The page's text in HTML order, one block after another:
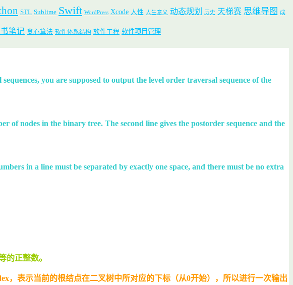
STL Sublime Swift WordPress Xcode 人性 人生意义 动态规划 历史 天梯赛 思维导图 成
笔记 贪心算法 软件体系结构 软件工程 软件项目管理
you are supposed to output the level order traversal sequence of the
of nodes in the binary tree. The second line gives the postorder sequence and the
in a line must be separated by exactly one space, and there must be no extra
的正整数。
，表示当前的根结点在二叉树中所对应的下标（从0开始），所以进行一次输出